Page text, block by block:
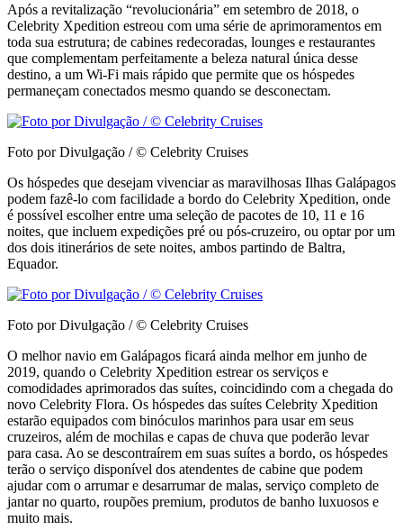
Após a revitalização “revolucionária” em setembro de 2018, o
Celebrity Xpedition estreou com uma série de aprimoramentos em
toda sua estrutura; de cabines redecoradas, lounges e restaurantes
que complementam perfeitamente a beleza natural única desse
destino, a um Wi-Fi mais rápido que permite que os hóspedes
permaneçam conectados mesmo quando se desconectam.
Foto por Divulgação / © Celebrity Cruises
Os hóspedes que desejam vivenciar as maravilhosas Ilhas Galápagos
podem fazê-lo com facilidade a bordo do Celebrity Xpedition, onde
é possível escolher entre uma seleção de pacotes de 10, 11 e 16
noites, que incluem expedições pré ou pós-cruzeiro, ou optar por um
dos dois itinerários de sete noites, ambos partindo de Baltra,
Equador.
Foto por Divulgação / © Celebrity Cruises
O melhor navio em Galápagos ficará ainda melhor em junho de
2019, quando o Celebrity Xpedition estrear os serviços e
comodidades aprimorados das suítes, coincidindo com a chegada do
novo Celebrity Flora. Os hóspedes das suítes Celebrity Xpedition
estarão equipados com binóculos marinhos para usar em seus
cruzeiros, além de mochilas e capas de chuva que poderão levar
para casa. Ao se descontraírem em suas suítes a bordo, os hóspedes
terão o serviço disponível dos atendentes de cabine que podem
ajudar com o arrumar e desarrumar de malas, serviço completo de
jantar no quarto, roupões premium, produtos de banho luxuosos e
muito mais.